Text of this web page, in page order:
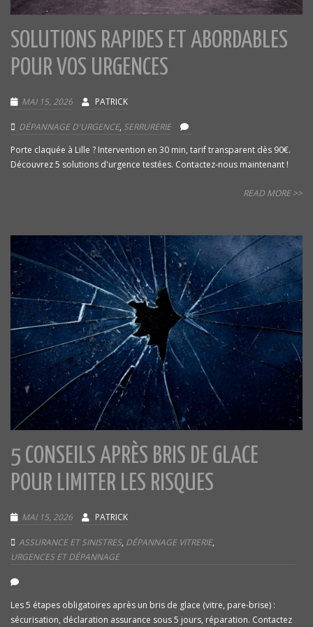
SOLUTIONS RAPIDES ET ABORDABLES
POUR VOS URGENCES
MAI 15, 2026 PATRICK
DÉPANNAGE D'URGENCE, SERRURERIE
Porte claquée à Lille ? Intervention en 30 min, tarif transparent dès 90€.
Découvrez 5 solutions d'urgence testées. Contactez-nous maintenant !
READ MORE >>
5 CONSEILS APRÈS BRIS DE GLACE
POUR LIMITER LES RISQUES
MAI 15, 2026 PATRICK
ASSURANCE ET SINISTRES, DÉPANNAGE VITRERIE,
URGENCES ET DÉPANNAGE
Les 5 étapes obligatoires après un bris de glace (vitre, pare-brise) :
sécurisation, déclaration assurance sous 5 jours, réparation. Contactez